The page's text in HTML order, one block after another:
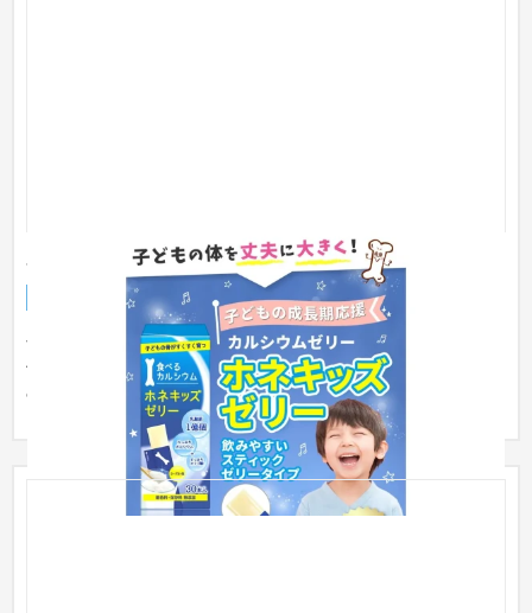
ホネキッズゼリー【ＬＰ】
ランディングページ 食品・飲料 31〜50万円
子ども成長応援サプリ「ホネキッズゼリー」のスマホ版LPを制
作しました。 商品の良さが分かる構成に。 CV率の向上のた
め、お問い...